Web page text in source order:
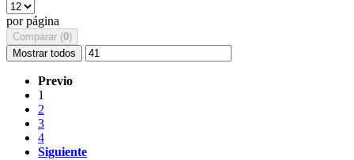
por página
Comparar (0)
Mostrar todos
Previo
1
2
3
4
Siguiente